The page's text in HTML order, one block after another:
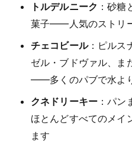
トルデルニーク ：砂糖
菓子——人気のストリ
チェコビール：ピルス
ゼル・ブドヴァル、ま
——多くのパブで水よ
クネドリーキー ：パ
ほとんどすべてのメイ
ます